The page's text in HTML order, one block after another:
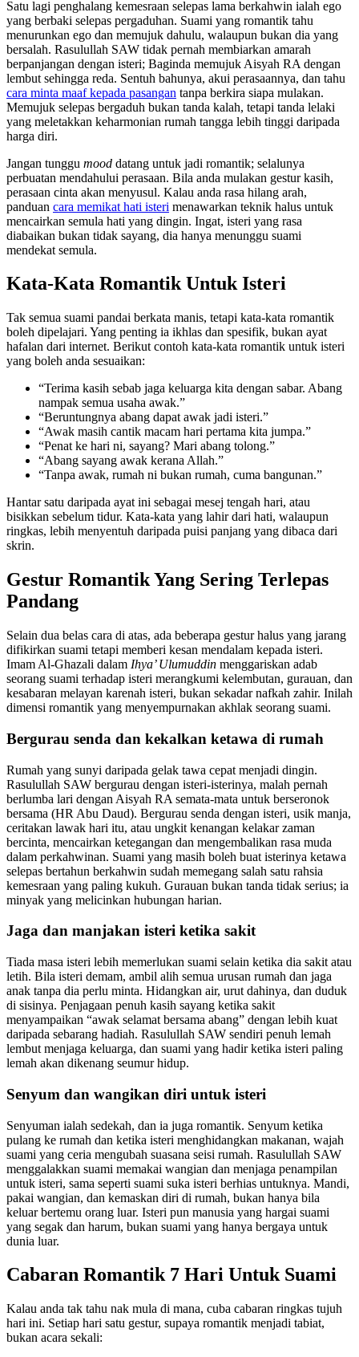
Satu lagi penghalang kemesraan selepas lama berkahwin ialah ego
yang berbaki selepas pergaduhan. Suami yang romantik tahu
menurunkan ego dan memujuk dahulu, walaupun bukan dia yang
bersalah. Rasulullah SAW tidak pernah membiarkan amarah
berpanjangan dengan isteri; Baginda memujuk Aisyah RA dengan
lembut sehingga reda. Sentuh bahunya, akui perasaannya, dan tahu
cara minta maaf kepada pasangan tanpa berkira siapa mulakan.
Memujuk selepas bergaduh bukan tanda kalah, tetapi tanda lelaki
yang meletakkan keharmonian rumah tangga lebih tinggi daripada
harga diri.
Jangan tunggu mood datang untuk jadi romantik; selalunya
perbuatan mendahului perasaan. Bila anda mulakan gestur kasih,
perasaan cinta akan menyusul. Kalau anda rasa hilang arah,
panduan cara memikat hati isteri menawarkan teknik halus untuk
mencairkan semula hati yang dingin. Ingat, isteri yang rasa
diabaikan bukan tidak sayang, dia hanya menunggu suami
mendekat semula.
Kata-Kata Romantik Untuk Isteri
Tak semua suami pandai berkata manis, tetapi kata-kata romantik
boleh dipelajari. Yang penting ia ikhlas dan spesifik, bukan ayat
hafalan dari internet. Berikut contoh kata-kata romantik untuk isteri
yang boleh anda sesuaikan:
“Terima kasih sebab jaga keluarga kita dengan sabar. Abang
nampak semua usaha awak.”
“Beruntungnya abang dapat awak jadi isteri.”
“Awak masih cantik macam hari pertama kita jumpa.”
“Penat ke hari ni, sayang? Mari abang tolong.”
“Abang sayang awak kerana Allah.”
“Tanpa awak, rumah ni bukan rumah, cuma bangunan.”
Hantar satu daripada ayat ini sebagai mesej tengah hari, atau
bisikkan sebelum tidur. Kata-kata yang lahir dari hati, walaupun
ringkas, lebih menyentuh daripada puisi panjang yang dibaca dari
skrin.
Gestur Romantik Yang Sering Terlepas
Pandang
Selain dua belas cara di atas, ada beberapa gestur halus yang jarang
difikirkan suami tetapi memberi kesan mendalam kepada isteri.
Imam Al-Ghazali dalam Ihya’ Ulumuddin menggariskan adab
seorang suami terhadap isteri merangkumi kelembutan, gurauan, dan
kesabaran melayan karenah isteri, bukan sekadar nafkah zahir. Inilah
dimensi romantik yang menyempurnakan akhlak seorang suami.
Bergurau senda dan kekalkan ketawa di rumah
Rumah yang sunyi daripada gelak tawa cepat menjadi dingin.
Rasulullah SAW bergurau dengan isteri-isterinya, malah pernah
berlumba lari dengan Aisyah RA semata-mata untuk berseronok
bersama (HR Abu Daud). Bergurau senda dengan isteri, usik manja,
ceritakan lawak hari itu, atau ungkit kenangan kelakar zaman
bercinta, mencairkan ketegangan dan mengembalikan rasa muda
dalam perkahwinan. Suami yang masih boleh buat isterinya ketawa
selepas bertahun berkahwin sudah memegang salah satu rahsia
kemesraan yang paling kukuh. Gurauan bukan tanda tidak serius; ia
minyak yang melicinkan hubungan harian.
Jaga dan manjakan isteri ketika sakit
Tiada masa isteri lebih memerlukan suami selain ketika dia sakit atau
letih. Bila isteri demam, ambil alih semua urusan rumah dan jaga
anak tanpa dia perlu minta. Hidangkan air, urut dahinya, dan duduk
di sisinya. Penjagaan penuh kasih sayang ketika sakit
menyampaikan “awak selamat bersama abang” dengan lebih kuat
daripada sebarang hadiah. Rasulullah SAW sendiri penuh lemah
lembut menjaga keluarga, dan suami yang hadir ketika isteri paling
lemah akan dikenang seumur hidup.
Senyum dan wangikan diri untuk isteri
Senyuman ialah sedekah, dan ia juga romantik. Senyum ketika
pulang ke rumah dan ketika isteri menghidangkan makanan, wajah
suami yang ceria mengubah suasana seisi rumah. Rasulullah SAW
menggalakkan suami memakai wangian dan menjaga penampilan
untuk isteri, sama seperti suami suka isteri berhias untuknya. Mandi,
pakai wangian, dan kemaskan diri di rumah, bukan hanya bila
keluar bertemu orang luar. Isteri pun manusia yang hargai suami
yang segak dan harum, bukan suami yang hanya bergaya untuk
dunia luar.
Cabaran Romantik 7 Hari Untuk Suami
Kalau anda tak tahu nak mula di mana, cuba cabaran ringkas tujuh
hari ini. Setiap hari satu gestur, supaya romantik menjadi tabiat,
bukan acara sekali: